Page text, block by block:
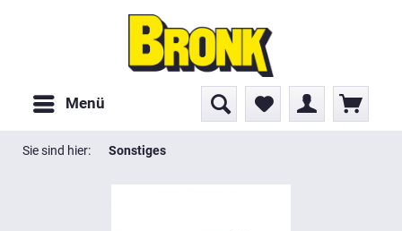
Menü
Sie sind hier: Sonstiges